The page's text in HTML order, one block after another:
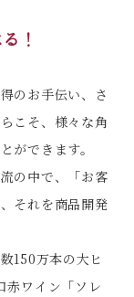
！
のお手伝い、さ
こそ、様々な角
ができます。
の中で、「お客
それを商品開発
150万本の大ヒ
赤ワイン「ソレ